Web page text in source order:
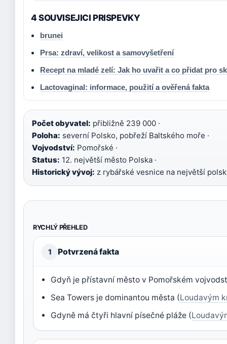
4 SOUVISEJICI PRISPEVKY
brunei
Prsa: zdraví, velikost a samovyšetření
Recept na mladé zelí: Jak ho uvařit a co přidat pro
Lactovaginal: informace, použití a ověřená fakta
Počet obyvatel: přibližně 239 000 ·
Poloha: severní Polsko, pobřeží Baltského moře ·
Vojvodství: Pomořské ·
Status: 12. největší město Polska ·
Historický vývoj: z rybářské vesnice na největší
RYCHLÝ PŘEHLED
1 Potvrzená fakta
Gdyň je přístavní město v Pomořském
Sea Towers je dominantou města (Loudavým
Gdyně má čtyři hlavní písečné pláže (